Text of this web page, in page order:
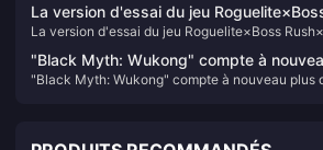
avantages de l'aperçu 5.7 ! Refonte pure 5.8 !
La version d'essai du jeu
Indomitable » est en ligne aujourd'hui
La version d'essai du jeu Roguelite×Boss
"Black Myth: Wukong" compte à
utilisateurs Steam en ligne après deux
"Black Myth: Wukong" compte à nouveau plus